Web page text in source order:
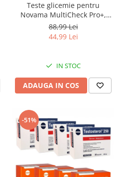
Teste glicemie pentru
Novama MultiCheck Pro+,
BK1-G, 50 teste/ cutie
88,99 Lei
44,99 Lei
IN STOC
ADAUGA IN COS
-51%